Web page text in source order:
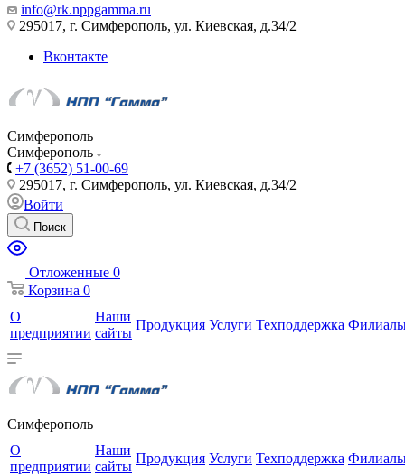
info@rk.nppgamma.ru
295017, г. Симферополь, ул. Киевская, д.34/2
Вконтакте
Симферополь
Симферополь
+7 (3652) 51-00-69
295017, г. Симферополь, ул. Киевская, д.34/2
Войти
Поиск
Отложенные 0
Корзина 0
О
предприятии
Наши
сайты
Продукция Услуги Техподдержка
Симферополь
О
предприятии
Наши
сайты
Продукция Услуги Техподдержка